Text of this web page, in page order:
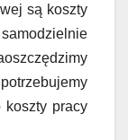
są koszty
koszty pracy